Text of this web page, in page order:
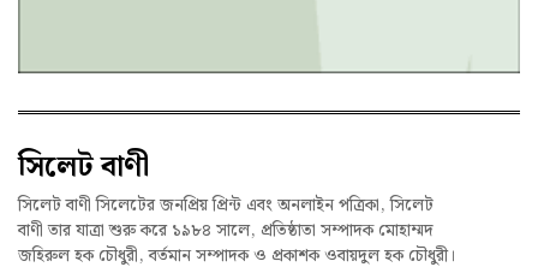
সিলেট বাণী
সিলেট বাণী সিলেটের জনপ্রিয় প্রিন্ট এবং অনলাইন পত্রিকা, সিলেট
বাণী তার যাত্রা শুরু করে ১৯৮৪ সালে, প্রতিষ্ঠাতা সম্পাদক মোহাম্মদ
জহিরুল হক চৌধুরী, বর্তমান সম্পাদক ও প্রকাশক ওবায়দুল হক চৌধুরী।